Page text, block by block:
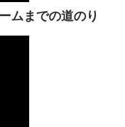
ムまでの道のり